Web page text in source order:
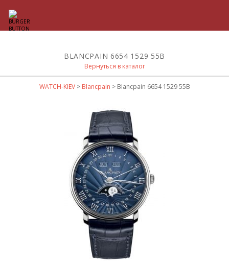
BLANCPAIN 6654 1529 55B
Вернуться в каталог
WATCH-KIEV> Blancpain > Blancpain 6654 1529 55B